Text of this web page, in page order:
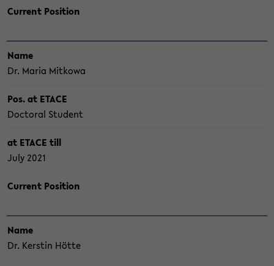
Cur­rent Po­si­ti­on
Name
Dr. Maria Mit­ko­wa
Pos. at ETACE
Doc­to­ral Stu­dent
at ETACE till
July 2021
Cur­rent Po­si­ti­on
Name
Dr. Kers­tin Hötte